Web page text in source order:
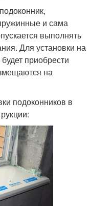
и сама
выполнять
Для установки на
приобрести
на
подоконников в